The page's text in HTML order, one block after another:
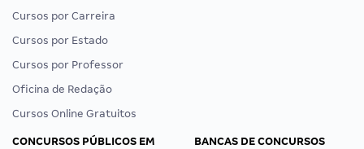
Cursos por Carreira
Cursos por Estado
Cursos por Professor
Oficina de Redação
Cursos Online Gratuitos
CONCURSOS PÚBLICOS EM
BANCAS DE CONCURSOS